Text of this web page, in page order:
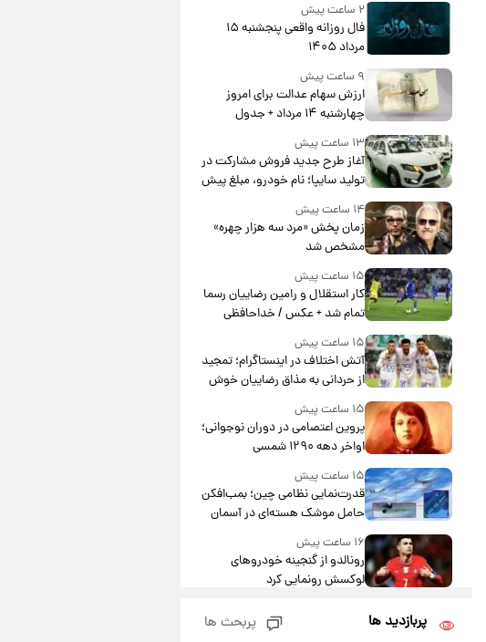
۲ ساعت پیش
فال روزانه واقعی پنجشنبه ۱۵
مرداد ۱۴۰۵
۹ ساعت پیش
ارزش سهام عدالت برای امروز
چهارشنبه ۱۴ مرداد + جدول
۱۳ ساعت پیش
آغاز طرح جدید فروش مشارکت در
تولید سایپا؛ نام خودرو، مبلغ پیش
پرداخت و زمان تحویل | سود
مشارکت چند درصد است؟
۱۴ ساعت پیش
زمان پخش «مرد سه هزار چهره»
مشخص شد
۱۵ ساعت پیش
کار استقلال و رامین رضاییان رسما
تمام شد + عکس / خداحافظی
صمیمانه آبی ها با رامین!
۱۵ ساعت پیش
آتش اختلاف در اینستاگرام؛ تمجید
از حردانی به مذاق رضاییان خوش
نیامد+عکس
۱۵ ساعت پیش
پروین اعتصامی در دوران نوجوانی؛
اواخر دهه ۱۲۹۰ شمسی
۱۵ ساعت پیش
قدرت‌نمایی نظامی چین؛ بمب‌افکن
حامل موشک هسته‌ای در آسمان
ظاهر شد
۱۶ ساعت پیش
رونالدو از گنجینه خودروهای
لوکسش رونمایی کرد
قیمت دلار در بازار آزاد امروز
پربازدید ها پربحث ها